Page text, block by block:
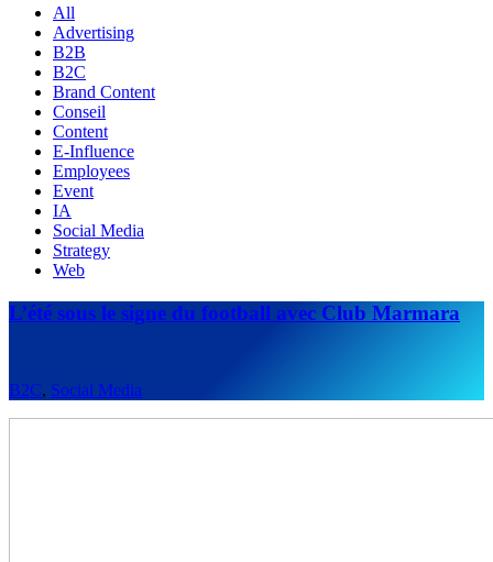
All
Advertising
B2B
B2C
Brand Content
Conseil
Content
E-Influence
Employees
Event
IA
Social Media
Strategy
Web
L’été sous le signe du football avec Club Marmara
B2C, Social Media